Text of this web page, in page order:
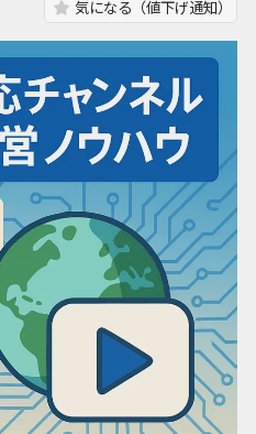
気になる（値下げ通知）